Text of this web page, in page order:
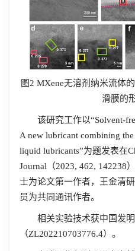
图 2 MXene无溶剂纳米流体
滑膜的
该研究工作以“Solvent-
A new lubricant combining
liquid lubricants”为题发表在
Journal （2023, 462, 142238
士为论文第一作者，王金清
员为共同通讯作者。
相关实验技术获中国发明
（ZL202210703776.4）。